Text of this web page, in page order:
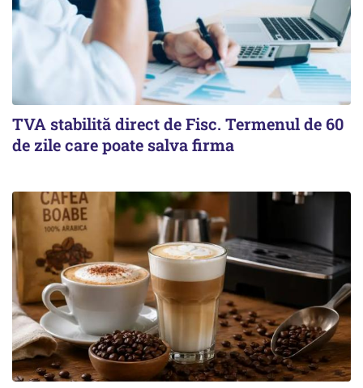
TVA stabilită direct de Fisc. Termenul de 60
de zile care poate salva firma